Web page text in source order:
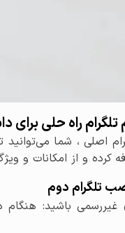
تلگرام راه حلی
کرده و از امکانات و
تلگرام دوم
غیررسمی باشید: هنگام